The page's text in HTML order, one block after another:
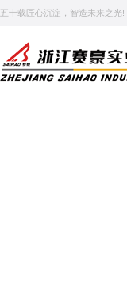
五十载匠心沉淀，智造未来之光!